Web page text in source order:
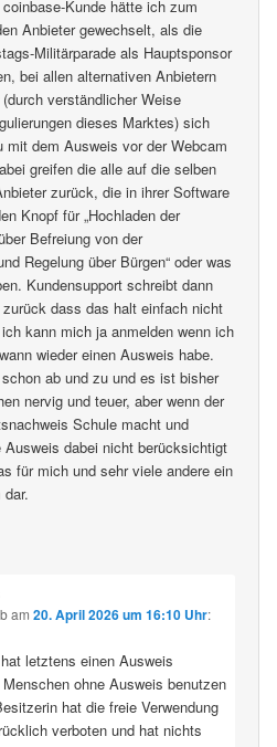
Kunde hätte ich zum
Anbieter gewechselt, als die
Militärparade als Hauptsponsor
bei allen alternativen Anbietern
verständlicher Weise
dieses Marktes) sich
mit dem Ausweis vor der Webcam
greifen die alle auf die selben
zurück, die in ihrer Software
Knopf für „Hochladen der
Befreiung von der
Regelung über Bürgen“ oder was
Kundensupport schreibt dann
dass das halt einfach nicht
kann mich ja anmelden wenn ich
wieder einen Ausweis habe.
ab und zu und es ist bisher
nervig und teuer, aber wenn der
Schule macht und
Ausweis dabei nicht berücksichtigt
für mich und sehr viele andere ein
am 20. April 2026 um 16:10 Uhr:
letztens einen Ausweis
ohne Ausweis benutzen
hat die freie Verwendung
verboten und hat nichts